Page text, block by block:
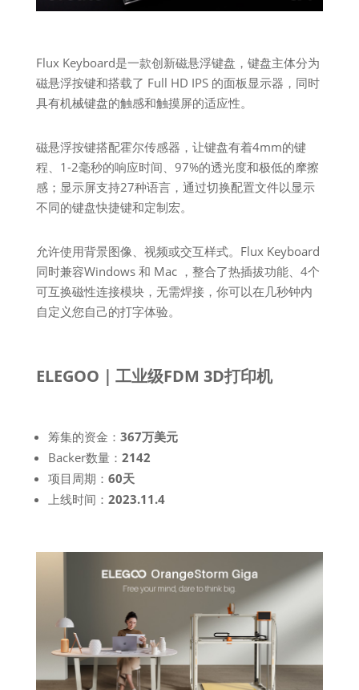
Flux Keyboard是一款创新磁悬浮键盘，键盘主体分为
磁悬浮按键和搭载了 Full HD IPS 的面板显示器，同时
具有机械键盘的触感和触摸屏的适应性。
磁悬浮按键搭配霍尔传感器，让键盘有着4mm的键
程、1-2毫秒的响应时间、97%的透光度和极低的摩擦
感；显示屏支持27种语言，通过切换配置文件以显示
不同的键盘快捷键和定制宏。
允许使用背景图像、视频或交互样式。Flux Keyboard
同时兼容Windows 和 Mac ，整合了热插拔功能、4个
可互换磁性连接模块，无需焊接，你可以在几秒钟内
自定义您自己的打字体验。
ELEGOO｜工业级FDM 3D打印机
筹集的资金： 367万美元
Backer数量： 2142
项目周期： 60天
上线时间： 2023.11.4